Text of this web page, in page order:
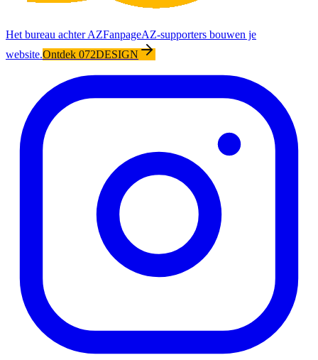
Het bureau achter AZFanpageAZ-supporters bouwen je
website.Ontdek 072DESIGN